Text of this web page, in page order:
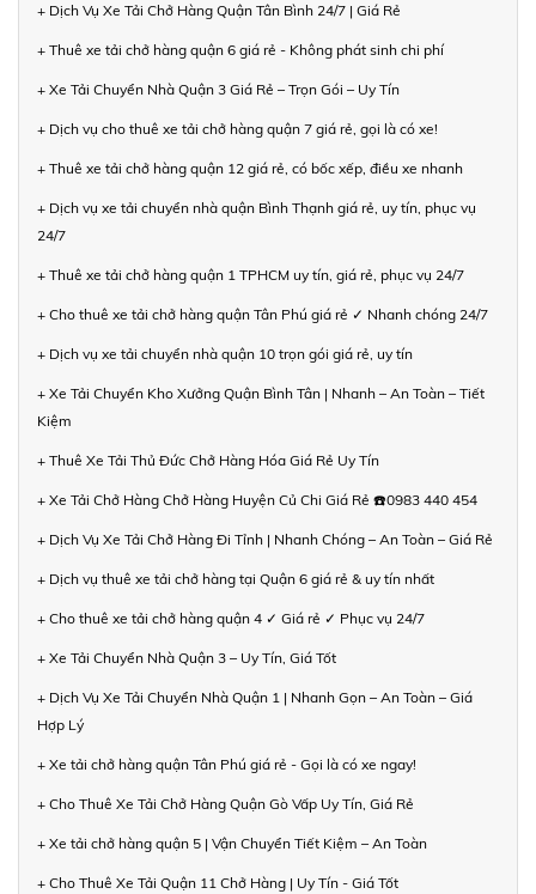
+ Dịch Vụ Xe Tải Chở Hàng Quận Tân Bình 24/7 | Giá Rẻ
+ Thuê xe tải chở hàng quận 6 giá rẻ - Không phát sinh chi phí
+ Xe Tải Chuyển Nhà Quận 3 Giá Rẻ – Trọn Gói – Uy Tín
+ Dịch vụ cho thuê xe tải chở hàng quận 7 giá rẻ, gọi là có xe!
+ Thuê xe tải chở hàng quận 12 giá rẻ, có bốc xếp, điều xe nhanh
+ Dịch vụ xe tải chuyển nhà quận Bình Thạnh giá rẻ, uy tín, phục vụ
24/7
+ Thuê xe tải chở hàng quận 1 TPHCM uy tín, giá rẻ, phục vụ 24/7
+ Cho thuê xe tải chở hàng quận Tân Phú giá rẻ ✓ Nhanh chóng 24/7
+ Dịch vụ xe tải chuyển nhà quận 10 trọn gói giá rẻ, uy tín
+ Xe Tải Chuyển Kho Xưởng Quận Bình Tân | Nhanh – An Toàn – Tiết
Kiệm
+ Thuê Xe Tải Thủ Đức Chở Hàng Hóa Giá Rẻ Uy Tín
+ Xe Tải Chở Hàng Chở Hàng Huyện Củ Chi Giá Rẻ ☎️0983 440 454
+ Dịch Vụ Xe Tải Chở Hàng Đi Tỉnh | Nhanh Chóng – An Toàn – Giá Rẻ
+ Dịch vụ thuê xe tải chở hàng tại Quận 6 giá rẻ & uy tín nhất
+ Cho thuê xe tải chở hàng quận 4 ✓ Giá rẻ ✓ Phục vụ 24/7
+ Xe Tải Chuyển Nhà Quận 3 – Uy Tín, Giá Tốt
+ Dịch Vụ Xe Tải Chuyển Nhà Quận 1 | Nhanh Gọn – An Toàn – Giá
Hợp Lý
+ Xe tải chở hàng quận Tân Phú giá rẻ - Gọi là có xe ngay!
+ Cho Thuê Xe Tải Chở Hàng Quận Gò Vấp Uy Tín, Giá Rẻ
+ Xe tải chở hàng quận 5 | Vận Chuyển Tiết Kiệm – An Toàn
+ Cho Thuê Xe Tải Quận 11 Chở Hàng | Uy Tín - Giá Tốt